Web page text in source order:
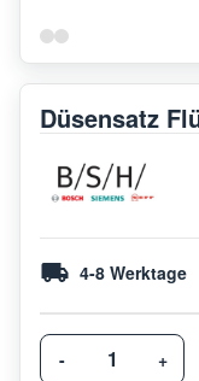
Düsensatz
4-8 Werktage
- +